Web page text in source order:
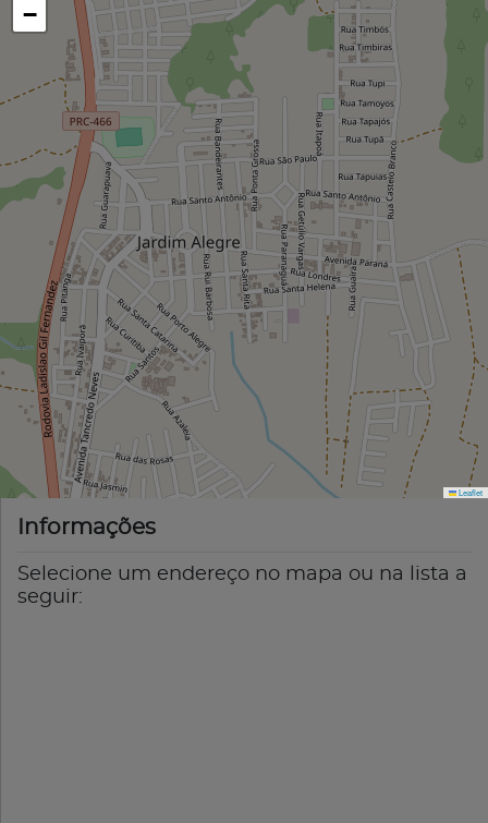
−
Leaflet
Informações
Selecione um endereço no mapa ou na lista a
seguir: